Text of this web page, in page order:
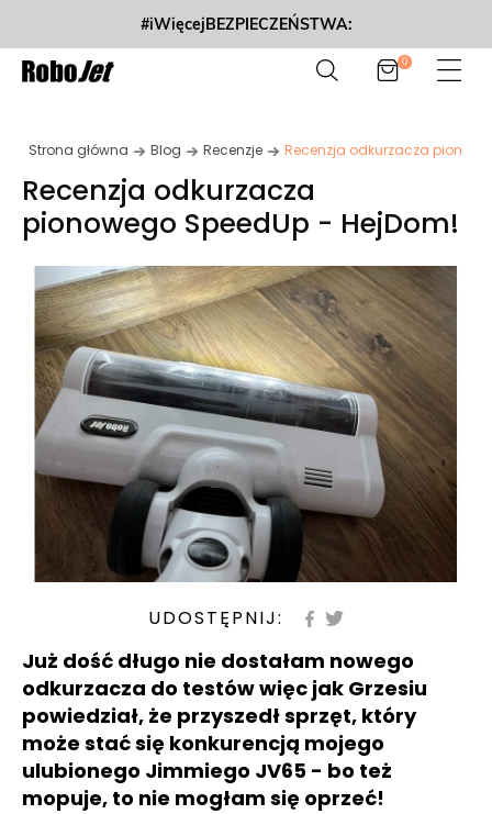
#iWięcejBEZPIECZEŃSTWA:
0
Strona główna Blog Recenzje Recenzja odkurzacza
Recenzja odkurzacza
pionowego SpeedUp - HejDom!
UDOSTĘPNIJ:
Już dość długo nie dostałam nowego
odkurzacza do testów więc jak Grzesiu
powiedział, że przyszedł sprzęt, który
może stać się konkurencją mojego
ulubionego Jimmiego JV65 - bo też
mopuje, to nie mogłam się oprzeć!